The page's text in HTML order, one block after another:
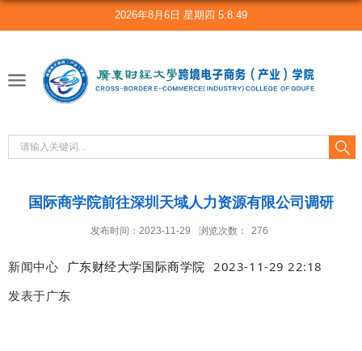
2026年8月6日 星期四 5:8:49
国际商学院前往深圳天域人力资源有限公司调研
发布时间：2023-11-29 浏览次数： 276
新闻中心 广东财经大学国际商学院 2023-11-29 22:18
发表于广东